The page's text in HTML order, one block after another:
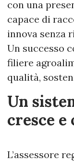
con una
capace di
innova senza
Un successo
filiere
qualità,
Un
cresce e
L’assessore